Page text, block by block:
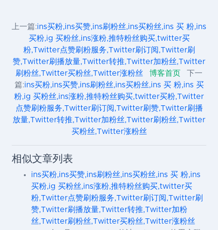
上一篇:ins买粉,ins买赞,ins刷粉丝,ins买粉丝,ins 买 粉,ins
买粉,ig 买粉丝,ins涨粉,推特粉丝购买,twitter买
粉,Twitter点赞刷粉服务,Twitter刷订阅,Twitter刷
赞,Twitter刷播放量,Twitter转推,Twitter加粉丝,Twitter
刷粉丝,Twitter买粉丝,Twitter涨粉丝
博客首页
下一
篇:ins买粉,ins买赞,ins刷粉丝,ins买粉丝,ins 买 粉,ins 买
粉,ig 买粉丝,ins涨粉,推特粉丝购买,twitter买粉,Twitter
点赞刷粉服务,Twitter刷订阅,Twitter刷赞,Twitter刷播
放量,Twitter转推,Twitter加粉丝,Twitter刷粉丝,Twitter
买粉丝,Twitter涨粉丝
相似文章列表
ins买粉,ins买赞,ins刷粉丝,ins买粉丝,ins 买 粉,ins
买粉,ig 买粉丝,ins涨粉,推特粉丝购买,twitter买
粉,Twitter点赞刷粉服务,Twitter刷订阅,Twitter刷
赞,Twitter刷播放量,Twitter转推,Twitter加粉
丝,Twitter刷粉丝,Twitter买粉丝,Twitter涨粉丝